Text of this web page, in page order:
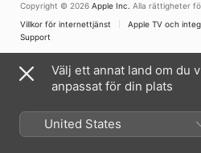
Copyright © 2026 Apple Inc. Alla rättigheter
Villkor för internettjänst
Apple TV och
Support
Välj ett annat land om du
anpassat för din plats
United States